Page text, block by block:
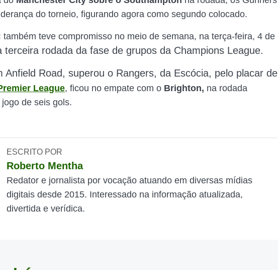
do torneio, figurando agora como segundo colocado.
também teve compromisso no meio de semana, na terça-feira, 4 de
terceira rodada da fase de grupos da Champions League.
Anfield Road, superou o Rangers, da Escócia, pelo placar de
League, ficou no empate com o Brighton, na rodada
de seis gols.
ESCRITO POR
Roberto Mentha
Redator e jornalista por vocação atuando em diversas mídias
digitais desde 2015. Interessado na informação atualizada,
divertida e verídica.